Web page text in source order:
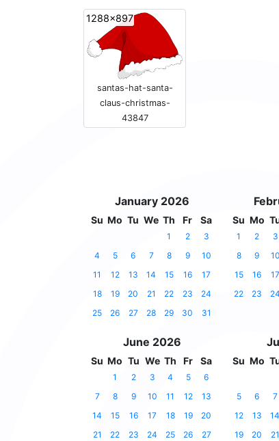
1288x897
santas-hat-santa-
claus-christmas-
43847
January 2026
Su Mo Tu We Th Fr Sa
1 2
3
4
5 6 7 8 9
10
11
12 13 14 15 16
17
18
19 20 21 22 23
24
25
26 27 28 29 30 31
Su Mo
1 2 3
8
9 10
15
16 17
22
23 24
June 2026
Su Mo Tu We Th Fr Sa
1 2 3 4 5
6
7
8 9 10 11 12
13
14
15 16 17 18 19
20
21
22 23 24 25 26
27
Su Mo
5
6 7
12
13 14
19
20 21